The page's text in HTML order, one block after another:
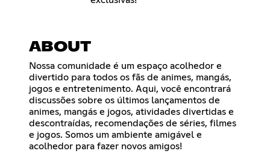
ABOUT
Nossa comunidade é um espaço acolhedor e
divertido para todos os fãs de animes, mangás,
jogos e entretenimento. Aqui, você encontrará
discussões sobre os últimos lançamentos de
animes, mangás e jogos, atividades divertidas e
descontraídas, recomendações de séries, filmes
e jogos. Somos um ambiente amigável e
acolhedor para fazer novos amigos!